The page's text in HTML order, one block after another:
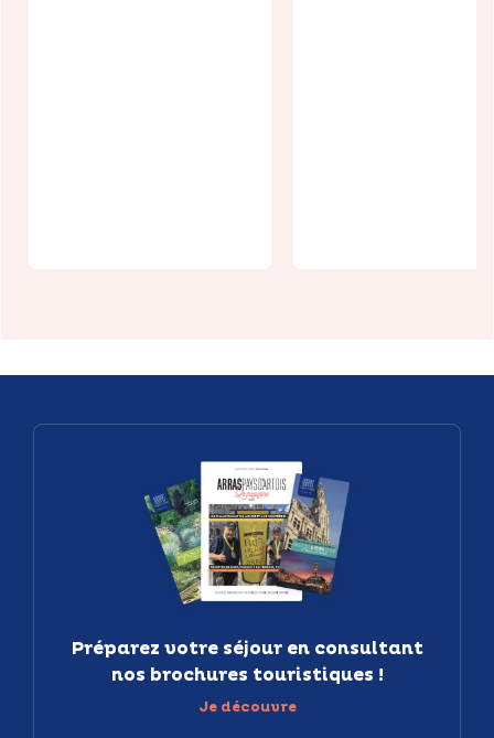
Préparez votre séjour en consultant
nos brochures touristiques !
Je découvre